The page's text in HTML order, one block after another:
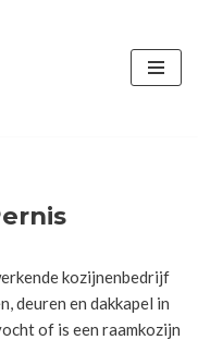
kozijnenbedrijf
deuren en dakkapel in
of is een raamkozijn